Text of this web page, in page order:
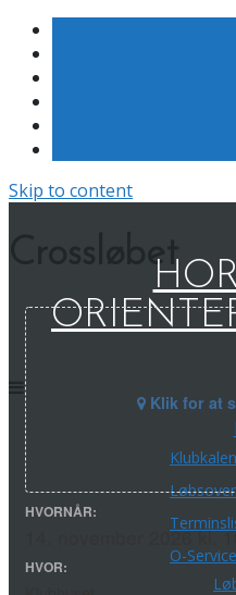
Skip to content
O-Service
Crossløbet
Klik for at
HVORNÅR:
14. november 2026 kl.
HVOR: